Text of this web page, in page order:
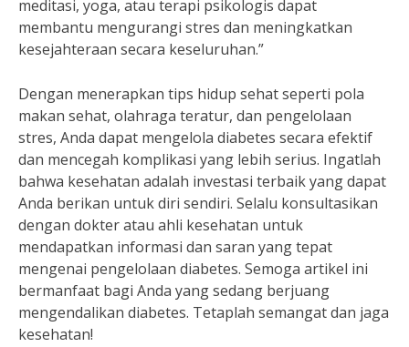
meditasi, yoga, atau terapi psikologis dapat
membantu mengurangi stres dan meningkatkan
kesejahteraan secara keseluruhan.”
Dengan menerapkan tips hidup sehat seperti pola
makan sehat, olahraga teratur, dan pengelolaan
stres, Anda dapat mengelola diabetes secara efektif
dan mencegah komplikasi yang lebih serius. Ingatlah
bahwa kesehatan adalah investasi terbaik yang dapat
Anda berikan untuk diri sendiri. Selalu konsultasikan
dengan dokter atau ahli kesehatan untuk
mendapatkan informasi dan saran yang tepat
mengenai pengelolaan diabetes. Semoga artikel ini
bermanfaat bagi Anda yang sedang berjuang
mengendalikan diabetes. Tetaplah semangat dan jaga
kesehatan!